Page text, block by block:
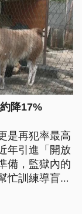
降17%
是再犯率最高
年引進「開放
備，監獄內的
忙訓練導盲